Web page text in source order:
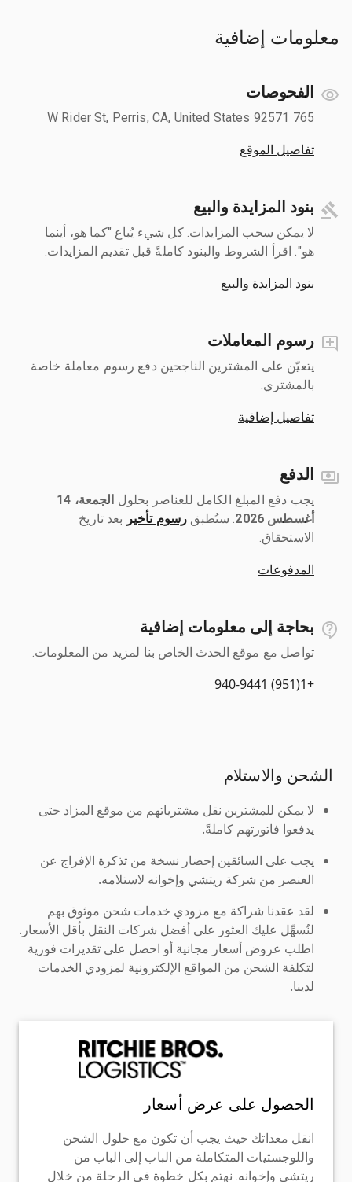
معلومات إضافية
الفحوصات
765 W Rider St, Perris, CA, United States 92571
تفاصيل الموقع
بنود المزايدة والبيع
لا يمكن سحب المزايدات. كل شيء يُباع "كما هو، أينما
هو". اقرأ الشروط والبنود كاملةً قبل تقديم المزايدات.
بنود المزايدة والبيع
رسوم المعاملات
يتعيّن على المشترين الناجحين دفع رسوم معاملة خاصة
بالمشتري.
تفاصيل إضافية
الدفع
يجب دفع المبلغ الكامل للعناصر بحلول ‎
الجمعة، 14
أغسطس 2026
رسوم تأخير بعد تاريخ
الاستحقاق.
المدفوعات
بحاجة إلى معلومات إضافية
تواصل مع موقع الحدث الخاص بنا لمزيد من المعلومات.
+1(951) 940-9441
الشحن والاستلام
لا يمكن للمشترين نقل مشترياتهم من موقع المزاد حتى
يدفعوا فاتورتهم كاملةً.
يجب على السائقين إحضار نسخة من تذكرة الإفراج عن
العنصر من شركة ريتشي وإخوانه لاستلامه.
لقد عقدنا شراكة مع مزودي خدمات شحن موثوق بهم
لنُسهِّل عليك العثور على أفضل شركات النقل بأقل الأسعار.
اطلب عروض أسعار مجانية أو احصل على تقديرات فورية
لتكلفة الشحن من المواقع الإلكترونية لمزودي الخدمات
لدينا.
الحصول على عرض أسعار
انقل معداتك حيث يجب أن تكون مع حلول الشحن
واللوجستيات المتكاملة من الباب إلى الباب من
ريتشي وإخوانه. نهتم بكل خطوة في الرحلة من خلال